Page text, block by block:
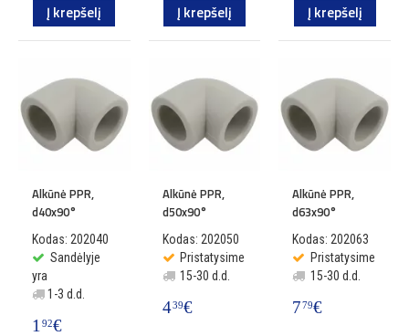
Į krepšelį Į krepšelį Į krepšelį
Alkūnė PPR,
d40x90°
Kodas: 202040
Sandėlyje
yra
1-3 d.d.
1 92€
Alkūnė PPR,
d50x90°
Kodas: 202050
Pristatysime
15-30 d.d.
439€
Alkūnė PPR,
d63x90°
Kodas: 202063
Pristatysime
15-30 d.d.
779€